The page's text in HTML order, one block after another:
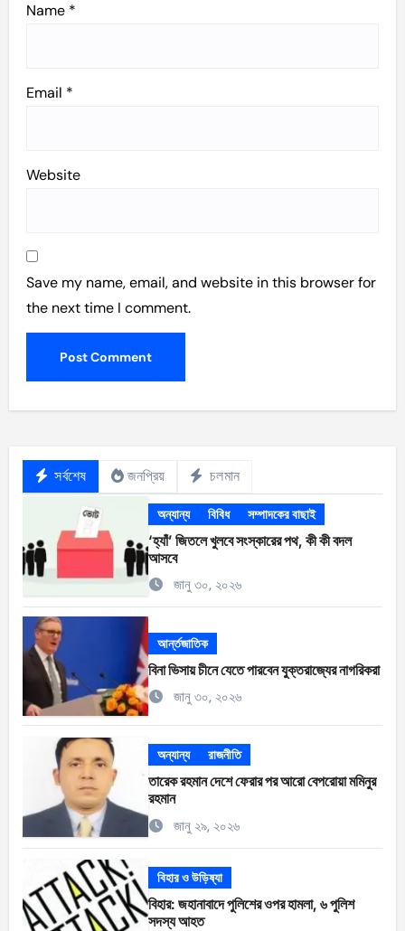
Name *
Email *
Website
Save my name, email, and website in this browser for
the next time I comment.
সর্বশেষ জনপ্রিয় চলমান
অন্যান্য বিবিধ সম্পাদকের বাছাই
‘হ্যাঁ’ জিতলে খুলবে সংস্কারের পথ, কী কী বদল
আসবে
জানু ৩০, ২০২৬
আর্ন্তজাতিক
বিনা ভিসায় চীনে যেতে পারবেন যুক্তরাজ্যের নাগরিকরা
জানু ৩০, ২০২৬
অন্যান্য রাজনীতি
তারেক রহমান দেশে ফেরার পর আরো বেপরোয়া মমিনুর
রহমান
জানু ২৯, ২০২৬
বিহার ও উড়িষ্যা
বিহার: জহানাবাদে পুলিশের ওপর হামলা, ৬ পুলিশ
সদস্য আহত